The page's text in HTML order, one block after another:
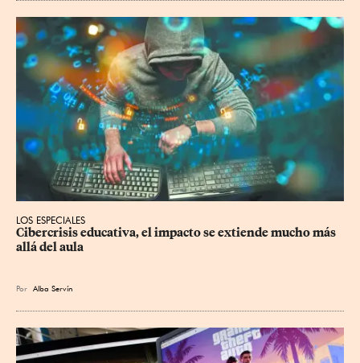
LOS ESPECIALES
Cibercrisis educativa, el impacto se extiende mucho más
allá del aula
Por Alba Servín